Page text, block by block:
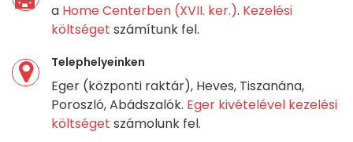
a Home Centerben (XVII. ker.). Kezelési
költséget számítunk fel.
Telephelyeinken
Eger (központi raktár), Heves, Tiszanána,
Poroszló, Abádszalók. Eger kivételével kezelési
költséget számolunk fel.